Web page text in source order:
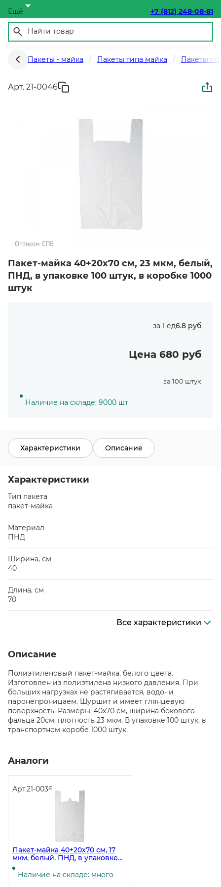
Ещё +7 (812) 248-08-81
Пакеты - майка Пакеты типа майка Пакеты
Арт. 21-0046
Пакет-майка 40+20х70 см, 23 мкм, белый,
ПНД, в упаковке 100 штук, в коробке 1000
штук
за 1 ед6.8 руб
Цена 680 руб
за 100 штук
Наличие на складе: 9000 шт
Характеристики Описание
Характеристики
Тип пакета
пакет-майка
Материал
ПНД
Ширина, см
40
Длина, см
70
Все характеристики
Описание
Полиэтиленовый пакет-майка, белого цвета.
Изготовлен из полиэтилена низкого давления. При
больших нагрузках не растягивается, водо- и
паронепроницаем. Шуршит и имеет глянцевую
поверхность. Размеры: 40х70 см, ширина бокового
фальца 20см, плотность 23 мкм. В упаковке 100 штук, в
транспортном коробе 1000 штук.
Аналоги
Арт.21-0036
Пакет-майка 40+20х70 см, 17
мкм, белый, ПНД, в упаковке
100 штук, в коробке 2000 штук
Наличие на складе: много